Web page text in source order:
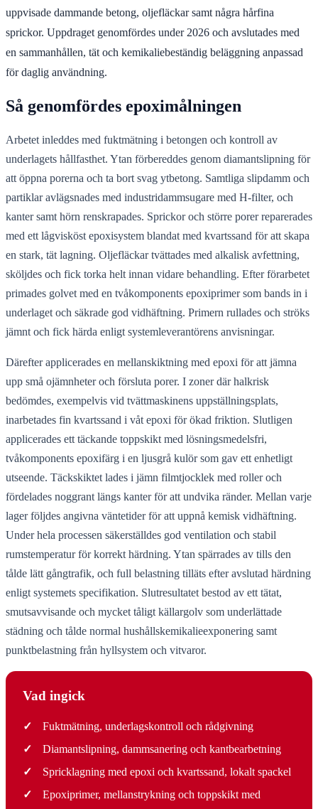
uppvisade dammande betong, oljefläckar samt några hårfina
sprickor. Uppdraget genomfördes under 2026 och avslutades med
en sammanhållen, tät och kemikaliebeständig beläggning anpassad
för daglig användning.
Så genomfördes epoximålningen
Arbetet inleddes med fuktmätning i betongen och kontroll av
underlagets hållfasthet. Ytan förbereddes genom diamantslipning för
att öppna porerna och ta bort svag ytbetong. Samtliga slipdamm och
partiklar avlägsnades med industridammsugare med H-filter, och
kanter samt hörn renskrapades. Sprickor och större porer reparerades
med ett lågvisköst epoxisystem blandat med kvartssand för att skapa
en stark, tät lagning. Oljefläckar tvättades med alkalisk avfettning,
sköljdes och fick torka helt innan vidare behandling. Efter förarbetet
primades golvet med en tvåkomponents epoxiprimer som bands in i
underlaget och säkrade god vidhäftning. Primern rullades och ströks
jämnt och fick härda enligt systemleverantörens anvisningar.
Därefter applicerades en mellanskiktning med epoxi för att jämna
upp små ojämnheter och försluta porer. I zoner där halkrisk
bedömdes, exempelvis vid tvättmaskinens uppställningsplats,
inarbetades fin kvartssand i våt epoxi för ökad friktion. Slutligen
applicerades ett täckande toppskikt med lösningsmedelsfri,
tvåkomponents epoxifärg i en ljusgrå kulör som gav ett enhetligt
utseende. Täckskiktet lades i jämn filmtjocklek med roller och
fördelades noggrant längs kanter för att undvika ränder. Mellan varje
lager följdes angivna väntetider för att uppnå kemisk vidhäftning.
Under hela processen säkerställdes god ventilation och stabil
rumstemperatur för korrekt härdning. Ytan spärrades av tills den
tålde lätt gångtrafik, och full belastning tilläts efter avslutad härdning
enligt systemets specifikation. Slutresultatet bestod av ett tätat,
smutsavvisande och mycket tåligt källargolv som underlättade
städning och tålde normal hushållskemikalieexponering samt
punktbelastning från hyllsystem och vitvaror.
Vad ingick
✓
Fuktmätning, underlagskontroll och rådgivning
✓
Diamantslipning, dammsanering och kantbearbetning
✓
Spricklagning med epoxi och kvartssand, lokalt spackel
✓
Epoxiprimer, mellanstrykning och toppskikt med